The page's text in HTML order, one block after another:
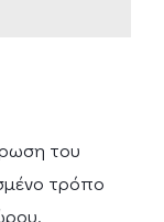
του
τρόπο